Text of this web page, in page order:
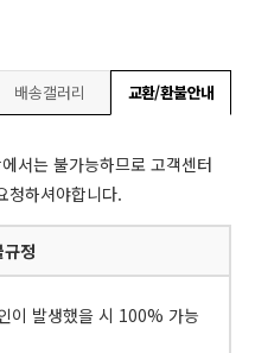
배송갤러리 교환/환불안내
서는 불가능하므로 고객센터
청하셔야합니다.
정
이 발생했을 시 100% 가능